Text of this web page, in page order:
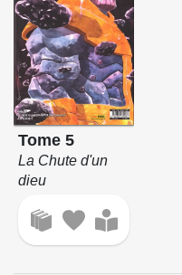
Tome 5
La Chute d'un
dieu